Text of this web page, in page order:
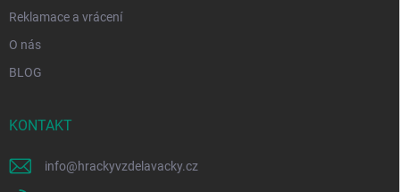
Reklamace a vrácení
O nás
BLOG
KONTAKT
info@hrackyvzdelavacky.cz